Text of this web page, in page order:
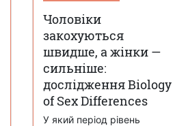
Чоловіки
закохуються
швидше, а жінки —
сильніше:
дослідження Biology
of Sex Differences
У який період рівень